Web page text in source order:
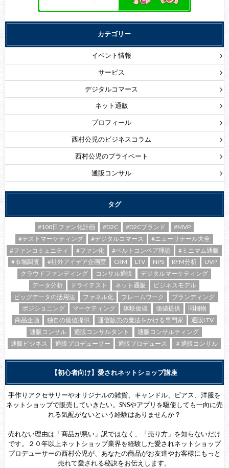
カテゴリー
イベント情報
サービス
デジタルコマース
ネット通販
プロフィール
西村公児のビジネスコラム
西村公児のプライベート
通販コンサル
タグ
#100日ファン化計画 #D2C #D2Cブランド
#MVP
#テストマーケティング
#デジタルコマース
#ニューリテール大全
#ファンコミュニティ
#ファン化 #ベルトコンベア理論
#ミニマム通販
#市場調査
#社外アイデア企画室 CRM LTV NPS RFM分析
UVP
クラウドファンディング
コンサル通販
デジタルマーケティング
データ分析
ドライテスト ネット通販
ビジネスモデル
ビッグデータの活用法
ファネル化 フレームワーク
ブランディング
ポジショニング
マーケティング 体験価値 価値提供
同梱物
商品企画
独自の価値提供 通信販売の魔法をかける専門家
通販LTV
通販コンサル
通販コンサルタント
通販コンサルティング
通販ビジネス
通販プロデューサー 通販プロデュース ＃通販コンサル
【初心者向け】愛されネットショップ講座
手作りアクセサリーやオリジナルの雑貨、キャンドル、ピアス、洋服を
ネットショップで販売していきたい。SNSやアプリを駆使しても一向に売
れる気配がないという経験はありませんか？
売れない理由は「商品が悪い」訳ではなく、「売り方」を知らないだけ
です。２０年以上ネットショップ業界を経験した愛されネットショップ
プロデューサーの西村公児が、あなたの商品がお友達やお客様にもっと
売れて愛される秘訣をお伝えします。